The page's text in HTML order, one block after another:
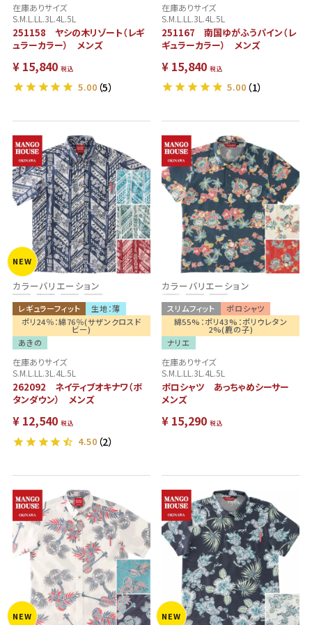
在庫ありサイズ
S.M.L.LL.3L.4L.5L
251158 ヤシの木リゾート（レギ
ュラーカラー） メンズ
¥ 15,840 税込
5.00 （5）
在庫ありサイズ
S.M.L.LL.3L.4L.5L
251167 南国ゆがふうパイン（レ
ギュラーカラー） メンズ
¥ 15,840 税込
5.00 （1）
カラーバリエーション
レギュラーフィット
生地：薄
ポリ24％：綿76％(サザンクロスド
ビー)
あきの
NEW
在庫ありサイズ
S.M.L.LL.3L.4L.5L
262092 ネイティブオキナワ（ボ
タンダウン） メンズ
¥ 12,540 税込
4.50 （2）
カラーバリエーション
スリムフィット
ポロシャツ
綿55%：ポリ43%：ポリウレタン
2%(鹿の子)
ナリエ
在庫ありサイズ
S.M.L.LL.3L.4L.5L
ポロシャツ あっちゃめシーサー
メンズ
¥ 15,290 税込
NEW NEW